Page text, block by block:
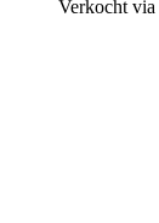
Verkocht via